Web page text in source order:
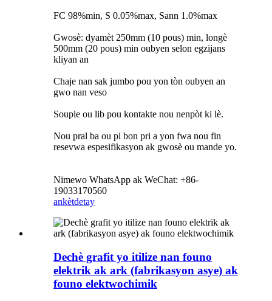
FC 98%min, S 0.05%max, Sann 1.0%max
Gwosè: dyamèt 250mm (10 pous) min, longè
500mm (20 pous) min oubyen selon egzijans
kliyan an
Chaje nan sak jumbo pou yon tòn oubyen an
gwo nan veso
Souple ou lib pou kontakte nou nenpòt ki lè.
Nou pral ba ou pi bon pri a yon fwa nou fin
resevwa espesifikasyon ak gwosè ou mande yo.
Nimewo WhatsApp ak WeChat: +86-
19033170560
ankètdetay
Dechè grafit yo itilize nan founo
elektrik ak ark (fabrikasyon asye) ak
founo elektwochimik